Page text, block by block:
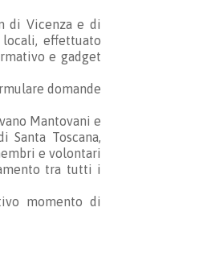
di Vicenza e di
effettuato
e gadget
domande
Mantovani e
Santa Toscana,
e volontari
tra tutti i
momento di